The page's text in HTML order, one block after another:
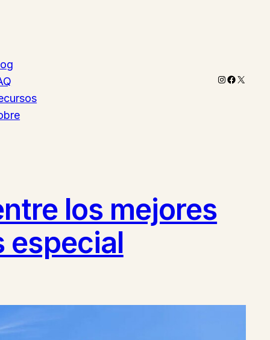
Instagram
X
los mejores
especial